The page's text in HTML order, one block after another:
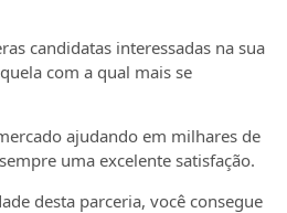
candidatas interessadas na sua
com a qual mais se
ajudando em milhares de
uma excelente satisfação.
desta parceria, você consegue